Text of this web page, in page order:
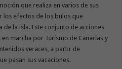
que realiza en varios de sus
los efectos de los bulos que
la isla. Este conjunto de acciones
marcha por Turismo de Canarias y
veraces, a partir de
pasan sus vacaciones.